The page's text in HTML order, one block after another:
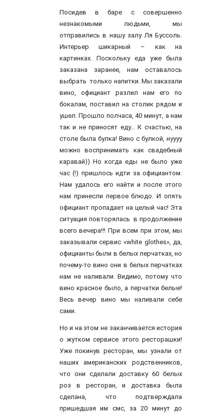
Посидев в баре с совершенно
незнакомыми людьми, мы
отправились в нашу залу Ля Буссоль.
Интерьер шикарный – как на
картинках. Поскольку еда уже была
заказана заранее, нам оставалось
выбрать только напитки. Мы заказали
вино, официант разлил нам его по
бокалам, поставил на столик рядом и
ушел. Прошло полчаса, 40 минут, а нам
так и не приносят еду… К счастью, на
столе была булка! Вино с булкой, нуууу
можно воспринимать как свадебный
каравай)) Но когда еды не было уже
час (!) пришлось идти за официантом.
Нам удалось его найти и после этого
нам принесли первое блюдо. И опять
официант пропадает на целый час! Эта
ситуация повторялась в продолжение
всего вечера!!! При всем при этом, мы
заказывали сервис «white glothes», да,
официанты были в белых перчатках, но
почему-то вино они в белых перчатках
нам не наливали. Видимо, потому что
вино красное было, а перчатки белые!
Весь вечер вино мы наливали себе
сами.
Но и на этом не заканчивается история
о жутком сервисе этого ресторашки!
Уже покинув ресторан, мы узнали от
наших американских родственников,
что они сделали доставку 60 белых
роз в ресторан, и доставка была
сделана, что подтверждала
пришедшая им смс, за 20 минут до